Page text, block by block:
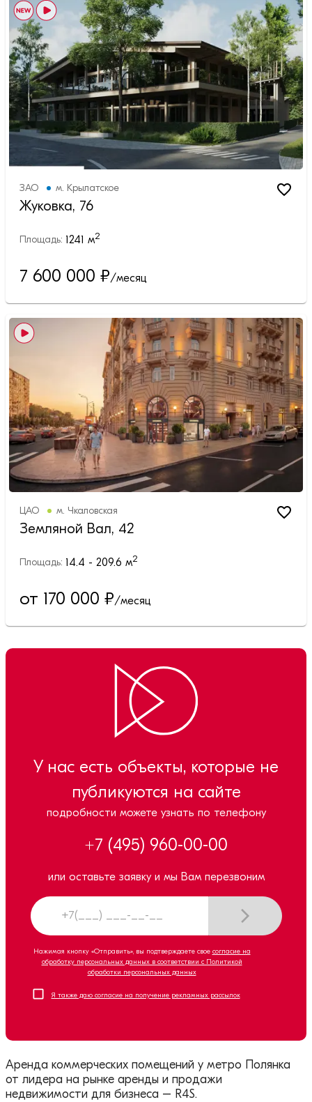
ЗАО м. Крылатское
Жуковка, 76
Площадь: 1241 м2
7 600 000 ₽/месяц
ЦАО м. Чкаловская
Земляной Вал, 42
Площадь: 14.4 - 209.6 м2
от 170 000 ₽/месяц
У нас есть объекты, которые не
публикуются на сайте
подробности можете узнать по телефону
+7 (495) 960-00-00
или оставьте заявку и мы Вам перезвоним
Нажимая кнопку «Отправить», вы подтверждаете свое согласие на
обработку персональных данных в соответствии с Политикой
обработки персональных данных
Я также даю согласие на получение рекламных рассылок
Аренда коммерческих помещений у метро Полянка
от лидера на рынке аренды и продажи
недвижимости для бизнеса – R4S.